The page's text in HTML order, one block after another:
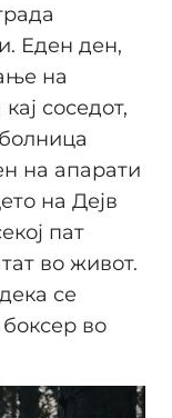
Еден ден,
на
соседот,
на апарати
на Дејв
пат
во живот.
се
во